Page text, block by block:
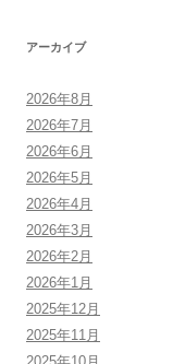
アーカイブ
2026年8月
2026年7月
2026年6月
2026年5月
2026年4月
2026年3月
2026年2月
2026年1月
2025年12月
2025年11月
2025年10月